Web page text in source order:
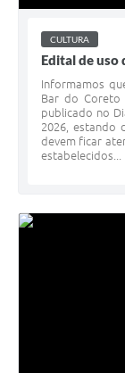
CULTURA
Edital de uso
Informamos
Bar do Coreto
publicado no
2026, estando
devem ficar
estabelecidos...